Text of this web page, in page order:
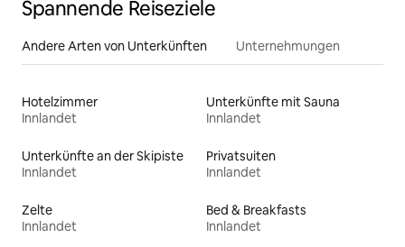
Spannende Reiseziele
Andere Arten von Unterkünften Unternehmungen
Hotelzimmer
Innlandet
Unterkünfte mit Sauna
Innlandet
Unterkünfte an der Skipiste
Innlandet
Privatsuiten
Innlandet
Zelte
Innlandet
Bed & Breakfasts
Innlandet